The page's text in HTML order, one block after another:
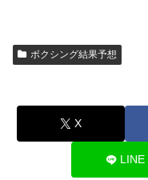
ボクシング結果予想
X
LINE